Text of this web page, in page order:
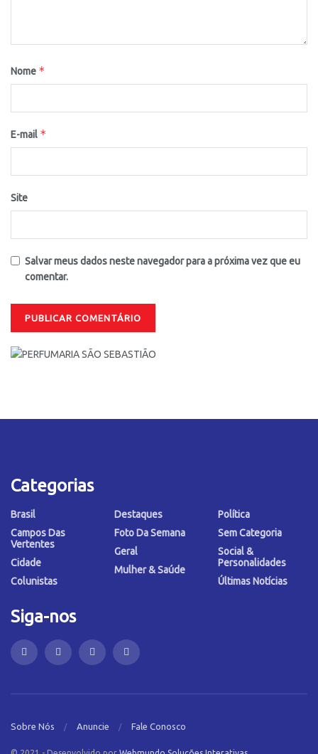
Nome *
E-mail *
Site
Salvar meus dados neste navegador para a próxima vez que eu
comentar.
Categorias
Brasil
Campos Das
Vertentes
Cidade
Colunistas
Destaques
Foto Da Semana
Geral
Mulher & Saúde
Política
Sem Categoria
Social &
Personalidades
Últimas Notícias
Siga-nos
Sobre Nós Anuncie Fale Conosco